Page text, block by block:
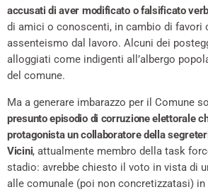
accusati di aver modificato o falsificato
di amici o conoscenti, in cambio di favori
assenteismo dal lavoro. Alcuni dei
alloggiati come indigenti all’albergo
del comune.
Ma a generare imbarazzo per il Comune
presunto episodio di corruzione elettorale
protagonista un collaboratore della
Vicini, attualmente membro della task
stadio: avrebbe chiesto il voto in vista di
alle comunale (poi non concretizzatasi)